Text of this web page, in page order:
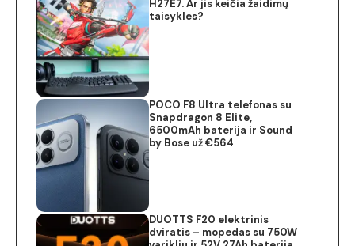
H27E7. Ar jis keičia žaidimų
taisykles?
POCO F8 Ultra telefonas su
Snapdragon 8 Elite,
6500mAh baterija ir Sound
by Bose už €564
DUOTTS F20 elektrinis
dviratis – mopedas su 750W